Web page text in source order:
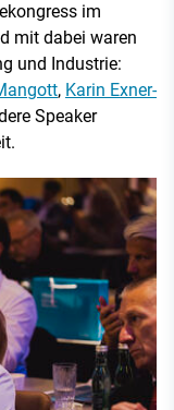
im
mit dabei waren
und Industrie:
, Karin Exner-
Speaker